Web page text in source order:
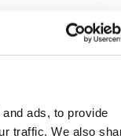
ads, to provide
traffic. We also